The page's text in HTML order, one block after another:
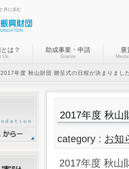
共に歩む
は？
Us
助成事業・申請
Grants
褒
2017年度 秋山財団 贈呈式の日程が決まりまし
2017年度 秋山
category : お知
2017年度 秋山